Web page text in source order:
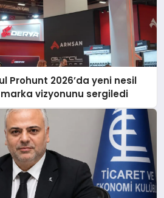
Prohunt 2026’da yeni nesil
vizyonunu sergiledi